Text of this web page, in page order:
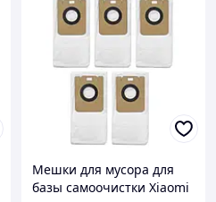
Мешки для мусора для
базы самоочистки Xiaomi